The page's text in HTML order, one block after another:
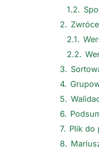
1.2.
2.
2.1.
2.2.
3.
4.
5.
6.
7. Plik do
8.